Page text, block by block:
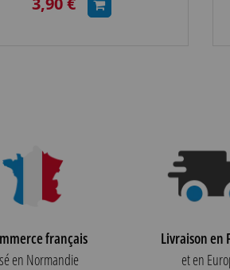
français
en Normandie
Livraison en
et en